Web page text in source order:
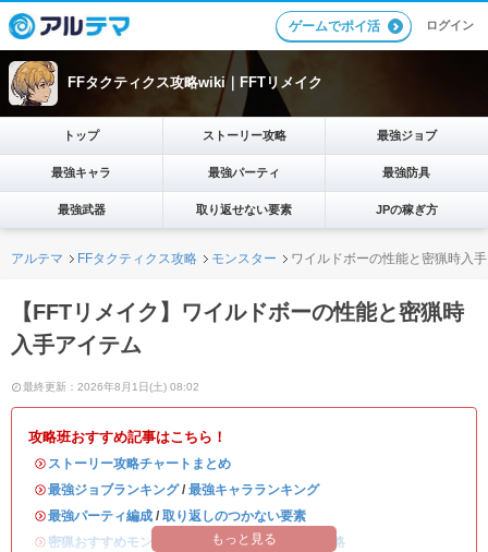
ゲームでポイ活 ログイン
FFタクティクス攻略wiki｜FFTリメイク
トップ ストーリー攻略 最強ジョブ
最強キャラ 最強パーティ 最強防具
最強武器 取り返せない要素 JPの稼ぎ方
アルテマ FFタクティクス攻略 モンスター ワイルドボーの性能と密猟時入
【FFTリメイク】ワイルドボーの性能と密猟時
入手アイテム
最終更新：2026年8月1日(土) 08:02
攻略班おすすめ記事はこちら！
・ ストーリー攻略チャートまとめ
・最強ジョブランキング/ 最強キャラランキング
・最強パーティ編成 / 取り返しのつかない要素
・ 密猟おすすめモンスター ディープダンジョン攻略
もっと見る